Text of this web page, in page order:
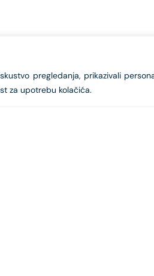
pregledanja, prikazivali
za upotrebu kolačića.